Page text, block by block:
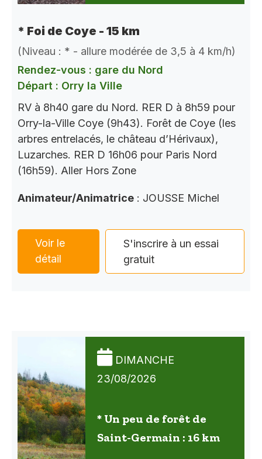
* Foi de Coye - 15 km
(Niveau : * - allure modérée de 3,5 à 4 km/h)
Rendez-vous : gare du Nord
Départ : Orry la Ville
RV à 8h40 gare du Nord. RER D à 8h59 pour
Orry-la-Ville Coye (9h43). Forêt de Coye (les
arbres entrelacés, le château d’Hérivaux),
Luzarches. RER D 16h06 pour Paris Nord
(16h59). Aller Hors Zone
Animateur/Animatrice : JOUSSE Michel
Voir le
détail
S'inscrire à un essai
gratuit
DIMANCHE
23/08/2026
* Un peu de forêt de
Saint-Germain : 16 km